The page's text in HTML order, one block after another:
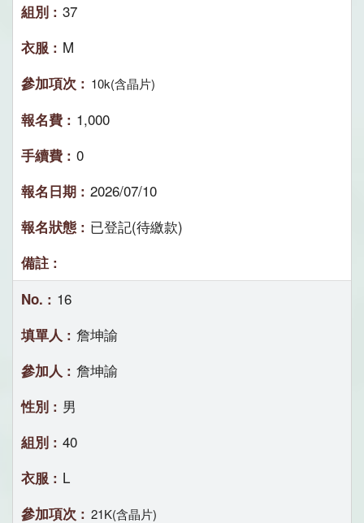
37
M
10k(含晶片)
1,000
0
2026/07/10
已登記(待繳款)
16
詹坤諭
詹坤諭
男
40
L
21K(含晶片)